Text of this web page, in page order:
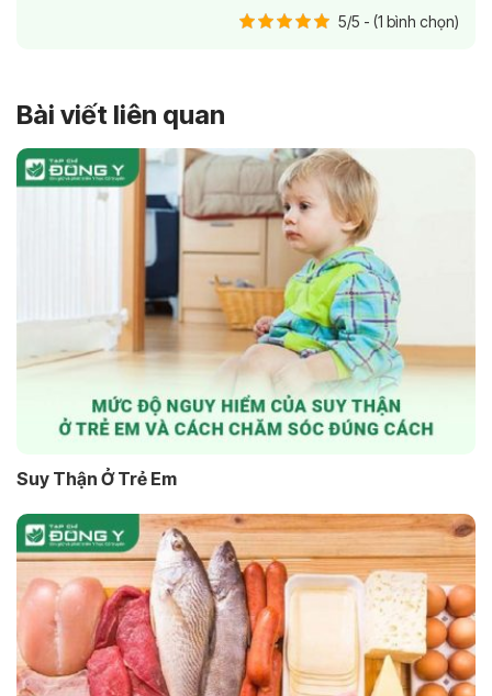
5/5 - (1 bình chọn)
Bài viết liên quan
Suy Thận Ở Trẻ Em